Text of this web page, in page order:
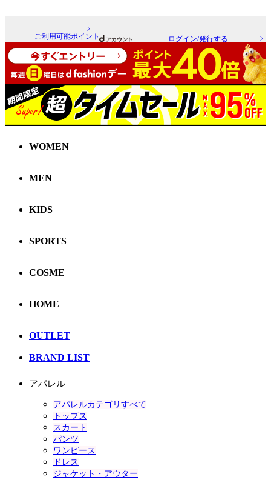
ご利用可能ポイント ログイン/発行する
WOMEN
MEN
KIDS
SPORTS
COSME
HOME
OUTLET
BRAND LIST
アパレル
アパレルカテゴリすべて
トップス
スカート
パンツ
ワンピース
ドレス
ジャケット・アウター